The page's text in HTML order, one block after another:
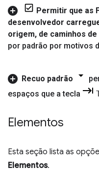
Permitir que as
desenvolvedor
origem, de caminhos
por padrão por motivos
Recuo padrão
espaços que a tecla
Elementos
Esta seção lista as
Elementos.